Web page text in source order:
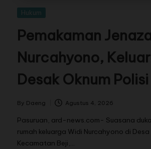
Hukum
Pemakaman
Nurcahyono,
Desak Oknum
By Daeng Agustus 4, 2026
Pasuruan, ard-news.com- Suasana
rumah keluarga Widi Nurcahyono di
Kecamatan Beji,…